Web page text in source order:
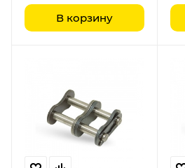
В корзину